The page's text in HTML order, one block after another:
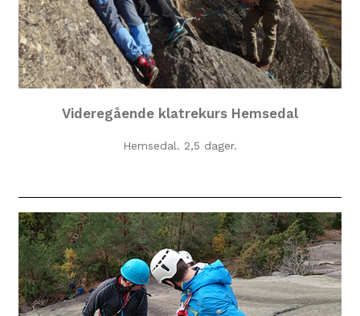
Videregående klatrekurs Hemsedal
Hemsedal. 2,5 dager.